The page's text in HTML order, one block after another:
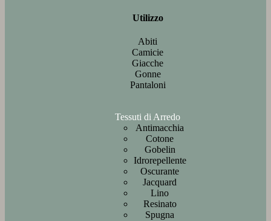
Utilizzo
Abiti
Camicie
Giacche
Gonne
Pantaloni
Tessuti di Arredo
Antimacchia
Cotone
Gobelin
Idrorepellente
Oscurante
Jacquard
Lino
Resinato
Spugna